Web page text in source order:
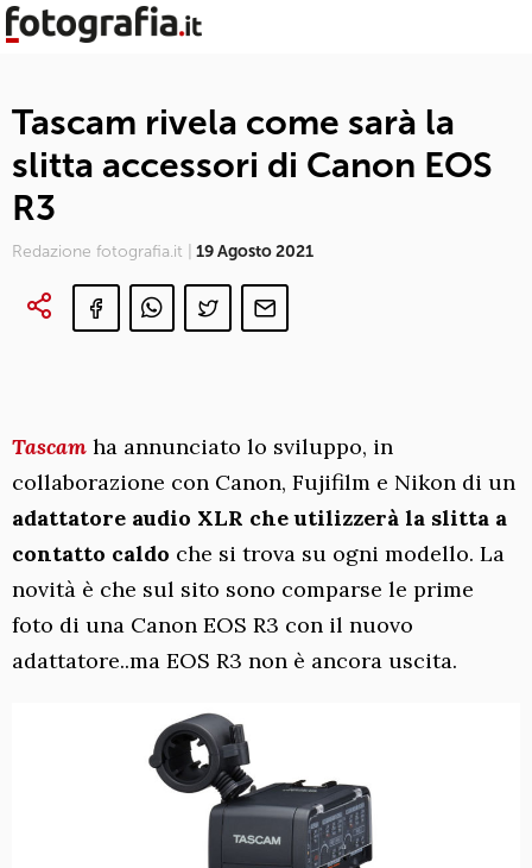
Tascam rivela come sarà la
slitta accessori di Canon EOS
R3
Redazione fotografia.it | 19 Agosto 2021
Tascam ha annunciato lo sviluppo, in
collaborazione con Canon, Fujifilm e Nikon di un
adattatore audio XLR che utilizzerà la slitta a
contatto caldo che si trova su ogni modello. La
novità è che sul sito sono comparse le prime
foto di una Canon EOS R3 con il nuovo
adattatore..ma EOS R3 non è ancora uscita.